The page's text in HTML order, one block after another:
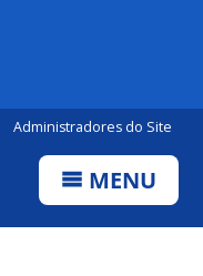
Administradores do Site
MENU